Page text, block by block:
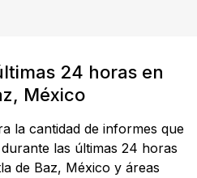
24 horas en
México
la cantidad de informes que
las últimas 24 horas
de Baz, México y áreas